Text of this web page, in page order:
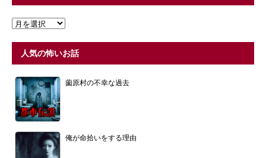
人気の怖いお話
薗原村の不幸な過去
俺が命拾いをする理由